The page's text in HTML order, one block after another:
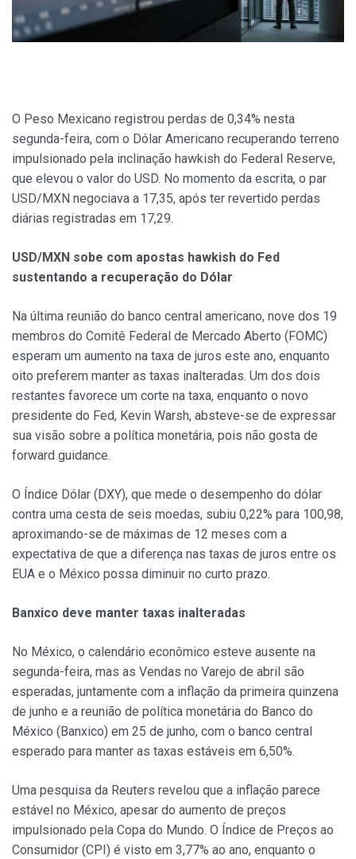
O Peso Mexicano registrou perdas de 0,34% nesta
segunda-feira, com o Dólar Americano recuperando terreno
impulsionado pela inclinação hawkish do Federal Reserve,
que elevou o valor do USD. No momento da escrita, o par
USD/MXN negociava a 17,35, após ter revertido perdas
diárias registradas em 17,29.
USD/MXN sobe com apostas hawkish do Fed
sustentando a recuperação do Dólar
Na última reunião do banco central americano, nove dos 19
membros do Comitê Federal de Mercado Aberto (FOMC)
esperam um aumento na taxa de juros este ano, enquanto
oito preferem manter as taxas inalteradas. Um dos dois
restantes favorece um corte na taxa, enquanto o novo
presidente do Fed, Kevin Warsh, absteve-se de expressar
sua visão sobre a política monetária, pois não gosta de
forward guidance.
O Índice Dólar (DXY), que mede o desempenho do dólar
contra uma cesta de seis moedas, subiu 0,22% para 100,98,
aproximando-se de máximas de 12 meses com a
expectativa de que a diferença nas taxas de juros entre os
EUA e o México possa diminuir no curto prazo.
Banxico deve manter taxas inalteradas
No México, o calendário econômico esteve ausente na
segunda-feira, mas as Vendas no Varejo de abril são
esperadas, juntamente com a inflação da primeira quinzena
de junho e a reunião de política monetária do Banco do
México (Banxico) em 25 de junho, com o banco central
esperado para manter as taxas estáveis em 6,50%.
Uma pesquisa da Reuters revelou que a inflação parece
estável no México, apesar do aumento de preços
impulsionado pela Copa do Mundo. O Índice de Preços ao
Consumidor (CPI) é visto em 3,77% ao ano, enquanto o